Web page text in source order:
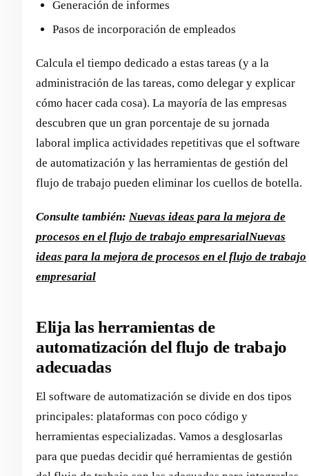
Generación de informes
Pasos de incorporación de empleados
Calcula el tiempo dedicado a estas tareas (y a la
administración de las tareas, como delegar y explicar
cómo hacer cada cosa). La mayoría de las empresas
descubren que un gran porcentaje de su jornada
laboral implica actividades repetitivas que el software
de automatización y las herramientas de gestión del
flujo de trabajo pueden eliminar los cuellos de botella.
Consulte también: Nuevas ideas para la mejora de
procesos en el flujo de trabajo empresarialNuevas
ideas para la mejora de procesos en el flujo de trabajo
empresarial
Elija las herramientas de
automatización del flujo de trabajo
adecuadas
El software de automatización se divide en dos tipos
principales: plataformas con poco código y
herramientas especializadas. Vamos a desglosarlas
para que puedas decidir qué herramientas de gestión